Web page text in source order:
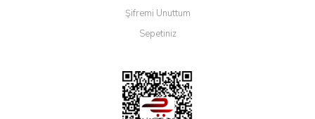
Şifremi Unuttum
Sepetiniz